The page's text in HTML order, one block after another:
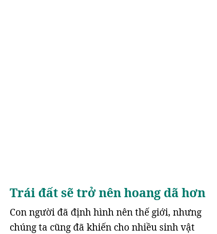
Trái đất sẽ trở nên hoang dã hơn
Con người đã định hình nên thế giới, nhưng
chúng ta cũng đã khiến cho nhiều sinh vật